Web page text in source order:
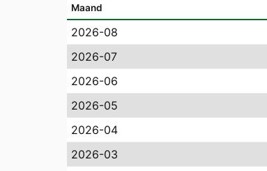
Maand
2026-08
2026-07
2026-06
2026-05
2026-04
2026-03